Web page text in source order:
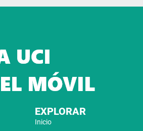
EXPLORAR
Inicio